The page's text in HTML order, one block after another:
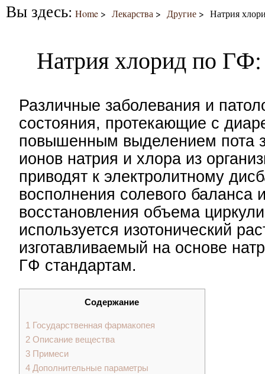
Вы здесь: Home Лекарства Другие Натрия
Натрия хлорид по
Различные заболевания и
состояния, протекающие с
повышенным выделением пота
ионов натрия и хлора из
приводят к электролитному
восполнения солевого баланса
восстановления объема
используется изотонический
изготавливаемый на основе
ГФ стандартам.
Содержание
1 Государственная фармакопея
2 Описание вещества
3 Примеси
4 Дополнительные параметры